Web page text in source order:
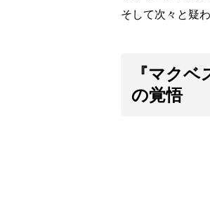
そして次々と疑
『マク
の覚悟